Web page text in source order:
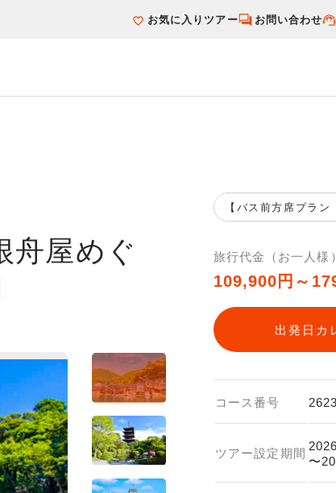
お気に入りツアー お問い合わせ
舟屋めぐ
【バス前方席プラン
旅行代金（お一人様）
109,900円～
出発日カ
コース番号
ツアー設定期間
〜